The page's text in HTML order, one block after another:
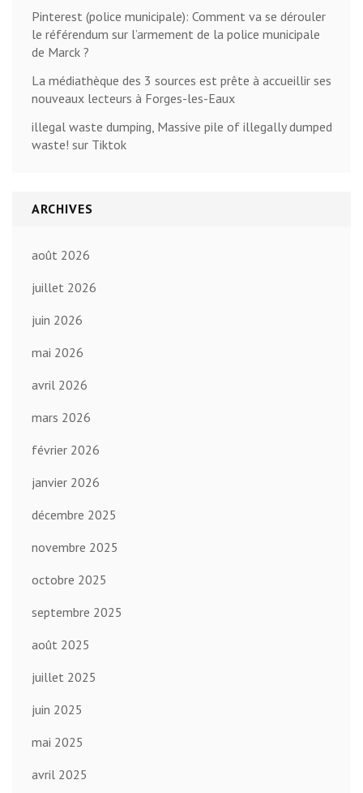
Pinterest (police municipale): Comment va se dérouler
le référendum sur l’armement de la police municipale
de Marck ?
La médiathèque des 3 sources est prête à accueillir ses
nouveaux lecteurs à Forges-les-Eaux
illegal waste dumping, Massive pile of illegally dumped
waste! sur Tiktok
ARCHIVES
août 2026
juillet 2026
juin 2026
mai 2026
avril 2026
mars 2026
février 2026
janvier 2026
décembre 2025
novembre 2025
octobre 2025
septembre 2025
août 2025
juillet 2025
juin 2025
mai 2025
avril 2025